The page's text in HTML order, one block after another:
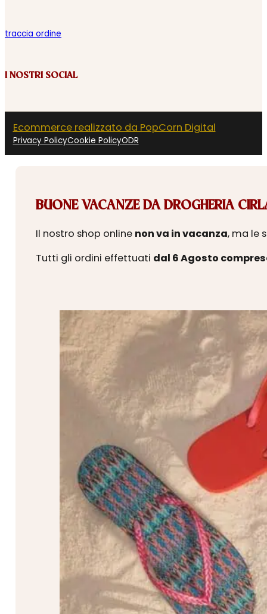
traccia ordine
I NOSTRI SOCIAL
Ecommerce realizzato da PopCorn Digital
Privacy PolicyCookie PolicyODR
BUONE VACANZE DA DROGHERIA
Il nostro shop online non va in vacanza, ma le
Tutti gli ordini effettuati dal 6 Agosto